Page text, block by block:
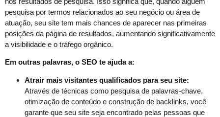
pesquisa por termos relacionados ao seu negócio ou área de
atuação, seu site tem mais chances de aparecer nas primeiras
posições da página de resultados, aumentando significativamente
a visibilidade e o tráfego orgânico.
Em outras palavras, o SEO te ajuda a:
Atrair mais visitantes qualificados para seu site:
Através de técnicas como pesquisa de palavras-chave,
otimização de conteúdo e construção de backlinks, você
garante que seu site seja encontrado pelas pessoas que